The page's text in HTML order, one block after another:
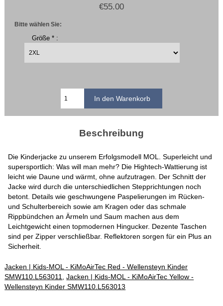
€55.00
Bitte wählen Sie:
Größe * :
Beschreibung
Die Kinderjacke zu unserem Erfolgsmodell MOL. Superleicht und
supersportlich: Was will man mehr? Die Hightech-Wattierung ist
leicht wie Daune und wärmt, ohne aufzutragen. Der Schnitt der
Jacke wird durch die unterschiedlichen Stepprichtungen noch
betont. Details wie geschwungene Paspelierungen im Rücken-
und Schulterbereich sowie am Kragen oder das schmale
Rippbündchen an Ärmeln und Saum machen aus dem
Leichtgewicht einen topmodernen Hingucker. Dezente Taschen
sind per Zipper verschließbar. Reflektoren sorgen für ein Plus an
Sicherheit.
Jacken | Kids-MOL - KiMoAirTec Red - Wellensteyn Kinder
SMW110.L563011
,Jacken | Kids-MOL - KiMoAirTec Yellow -
Wellensteyn Kinder SMW110.L563013